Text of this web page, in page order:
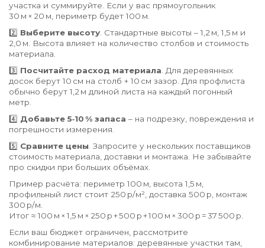
участка и суммируйте. Если у вас прямоугольник
30 м × 20 м, периметр будет 100 м.
2️⃣ Выберите высоту . Стандартные высоты – 1,2 м, 1,5 м и
2,0 м. Высота влияет на количество столбов и стоимость
материала.
3️⃣ Посчитайте расход материала . Для деревянных
досок берут 10 см на столб + 10 см зазор. Для профлиста
обычно берут 1,2 м длиной листа на каждый погонный
метр.
4️⃣ Добавьте 5‑10 % запаса – на подрезку, повреждения и
погрешности измерения.
5️⃣ Сравните цены . Запросите у нескольких поставщиков
стоимость материала, доставки и монтажа. Не забывайте
про скидки при больших объёмах.
Пример расчёта: периметр 100 м, высота 1,5 м,
профильный лист стоит 250 р/м², доставка 500 р, монтаж
300 р/м.
Итог ≈ 100 м × 1,5 м × 250 р + 500 р + 100 м × 300 р = 37 500 р.
Если ваш бюджет ограничен, рассмотрите
комбинирование материалов: деревянные участки там,